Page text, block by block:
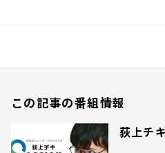
この記事の番組情報
荻上チ